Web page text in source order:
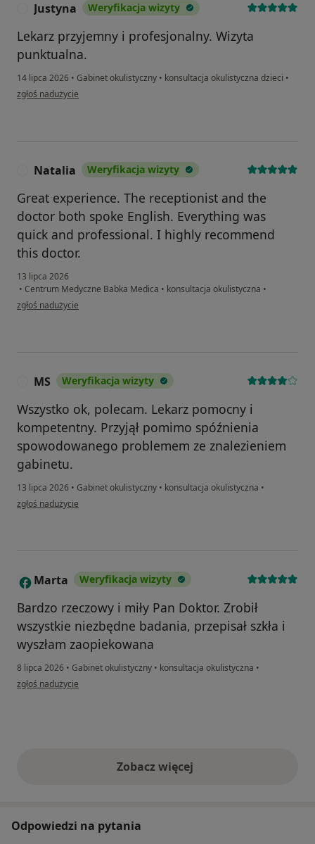
Justyna Weryfikacja wizyty
Lekarz przyjemny i profesjonalny. Wizyta
punktualna.
14 lipca 2026 • Gabinet okulistyczny • konsultacja okulistyczna dzieci •
w opinii użytkownika Justyna
zgłoś nadużycie
Natalia Weryfikacja wizyty
Great experience. The receptionist and the
doctor both spoke English. Everything was
quick and professional. I highly recommend
this doctor.
13 lipca 2026
• Centrum Medyczne Babka Medica • konsultacja okulistyczna •
w opinii użytkownika Natalia
zgłoś nadużycie
MS Weryfikacja wizyty
Wszystko ok, polecam. Lekarz pomocny i
kompetentny. Przyjął pomimo spóźnienia
spowodowanego problemem ze znalezieniem
gabinetu.
13 lipca 2026 • Gabinet okulistyczny • konsultacja okulistyczna •
w opinii użytkownika MS
zgłoś nadużycie
M Marta Weryfikacja wizyty
Bardzo rzeczowy i miły Pan Doktor. Zrobił
wszystkie niezbędne badania, przepisał szkła i
wyszłam zaopiekowana
8 lipca 2026 • Gabinet okulistyczny • konsultacja okulistyczna •
w opinii użytkownika Marta
zgłoś nadużycie
Zobacz więcejopinie powyżej
Odpowiedzi na pytania